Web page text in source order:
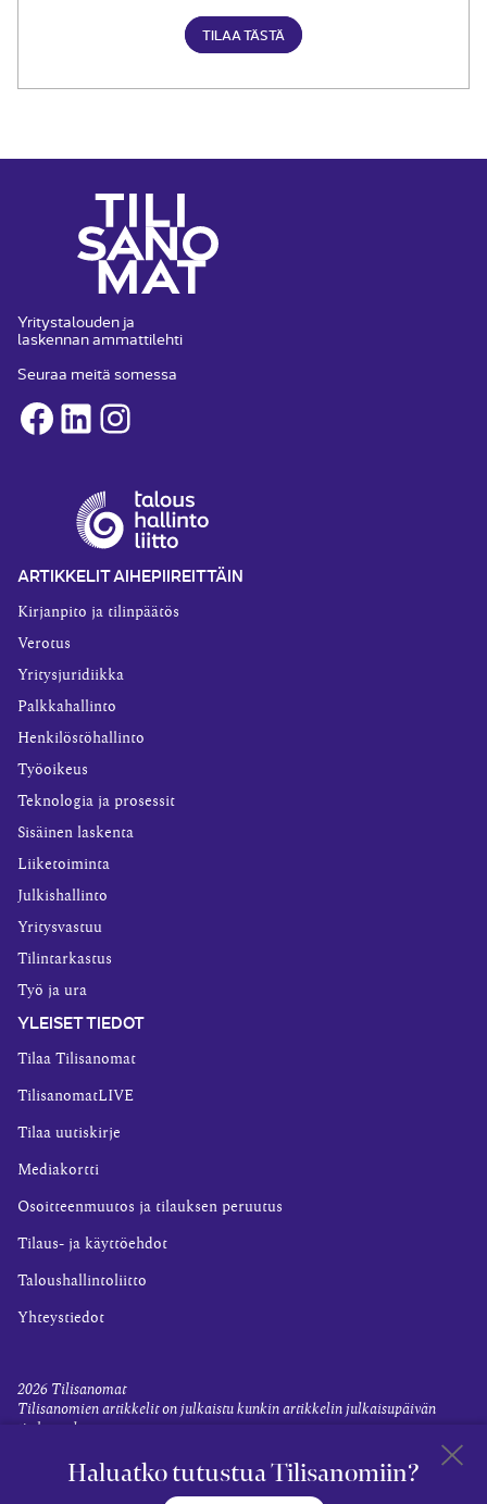
TILAA TÄSTÄ
Yritystalouden ja
laskennan ammattilehti
Seuraa meitä somessa
Facebook
LinkedInInstagram
ARTIKKELIT AIHEPIIREITTÄIN
Kirjanpito ja tilinpäätös
Verotus
Yritysjuridiikka
Palkkahallinto
Henkilöstöhallinto
Työoikeus
Teknologia ja prosessit
Sisäinen laskenta
Liiketoiminta
Julkishallinto
Yritysvastuu
Tilintarkastus
Työ ja ura
YLEISET TIEDOT
Tilaa Tilisanomat
TilisanomatLIVE
Tilaa uutiskirje
Mediakortti
Osoitteenmuutos ja tilauksen peruutus
Tilaus- ja käyttöehdot
Taloushallintoliitto
Yhteystiedot
2026 Tilisanomat
Tilisanomien artikkelit on julkaistu kunkin artikkelin julkaisupäivän
tiedon valossa.
EvästevalinnatHaluatko tutustua Tilisanomiin?